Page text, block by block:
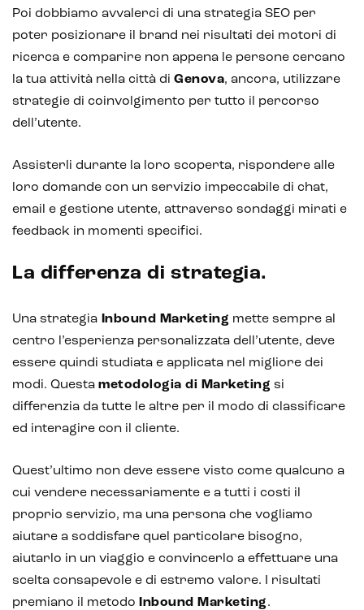
Poi dobbiamo avvalerci di una strategia SEO per
poter posizionare il brand nei risultati dei motori di
ricerca e comparire non appena le persone cercano
la tua attività nella città di Genova, ancora, utilizzare
strategie di coinvolgimento per tutto il percorso
dell’utente.
Assisterli durante la loro scoperta, rispondere alle
loro domande con un servizio impeccabile di chat,
email e gestione utente, attraverso sondaggi mirati e
feedback in momenti specifici.
La differenza di strategia.
Una strategia Inbound Marketing mette sempre al
centro l’esperienza personalizzata dell’utente, deve
essere quindi studiata e applicata nel migliore dei
modi. Questa metodologia di Marketing si
differenzia da tutte le altre per il modo di classificare
ed interagire con il cliente.
Quest’ultimo non deve essere visto come qualcuno a
cui vendere necessariamente e a tutti i costi il
proprio servizio, ma una persona che vogliamo
aiutare a soddisfare quel particolare bisogno,
aiutarlo in un viaggio e convincerlo a effettuare una
scelta consapevole e di estremo valore. I risultati
premiano il metodo
Inbound Marketing.